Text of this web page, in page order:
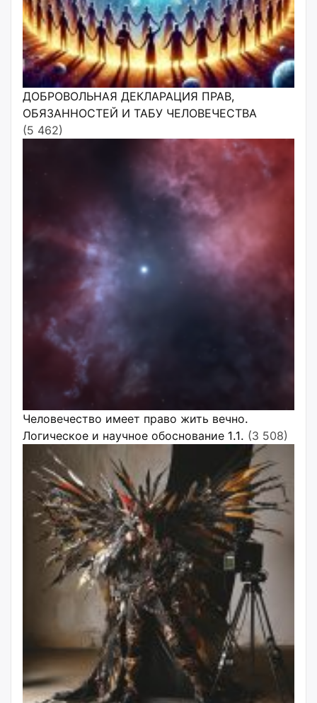
ДОБРОВОЛЬНАЯ ДЕКЛАРАЦИЯ ПРАВ,
ОБЯЗАННОСТЕЙ И ТАБУ ЧЕЛОВЕЧЕСТВА
(5 462)
Человечество имеет право жить вечно.
Логическое и научное обоснование 1.1. (3 508)